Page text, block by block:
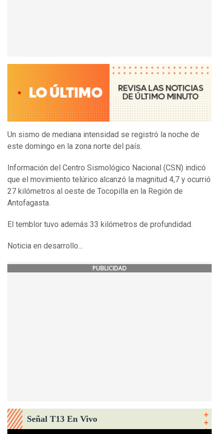
Un sismo de mediana intensidad se registró la noche de
este domingo en la zona norte del país.
Información del Centro Sismológico Nacional (CSN) indicó
que el movimiento telúrico alcanzó la magnitud 4,7 y ocurrió
27 kilómetros al oeste de Tocopilla en la Región de
Antofagasta.
El temblor tuvo además 33 kilómetros de profundidad.
Noticia en desarrollo...
PUBLICIDAD
Señal T13 En Vivo